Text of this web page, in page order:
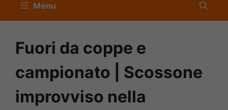
Menu
Fuori da coppe e
campionato | Scossone
improvviso nella